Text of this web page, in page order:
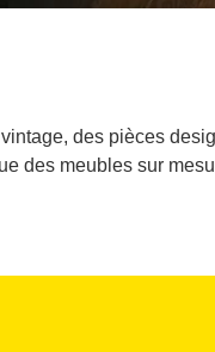
des pièces
des meubles sur